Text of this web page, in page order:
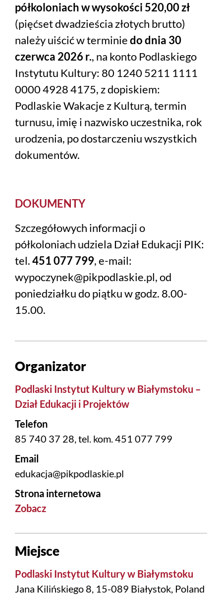
półkoloniachw wysokości 520,00 zł
(pięćset dwadzieścia złotych brutto)
należy uiścić w terminiedo dnia 30
czerwca 2026 r., na konto Podlaskiego
Instytutu Kultury: 80 1240 5211 1111
0000 4928 4175, z dopiskiem:
Podlaskie Wakacje z Kulturą, termin
turnusu, imię i nazwisko uczestnika, rok
urodzenia, po dostarczeniu wszystkich
dokumentów.
DOKUMENTY
Szczegółowych informacji o
półkoloniach udziela Dział Edukacji PIK:
tel.451 077 799, e-mail:
wypoczynek@pikpodlaskie.pl, od
poniedziałku do piątku w godz. 8.00-
15.00.
Organizator
Podlaski Instytut Kultury w Białymstoku –
Dział Edukacji i Projektów
Telefon
85 740 37 28, tel. kom. 451 077 799
Email
edukacja@pikpodlaskie.pl
Strona internetowa
Zobacz
Miejsce
Podlaski Instytut Kultury w Białymstoku
Jana Kilińskiego 8, 15-089 Białystok, Poland